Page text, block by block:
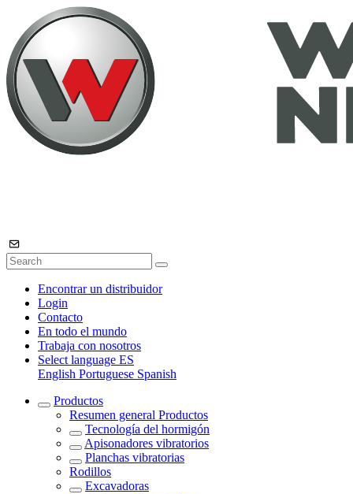
Encontrar un distribuidor
Login
Contacto
En todo el mundo
Trabaja con nosotros
Select language ES
English Portuguese Spanish
Productos
Resumen general Productos
Tecnología del hormigón
Apisonadores vibratorios
Planchas vibratorias
Rodillos
Excavadoras